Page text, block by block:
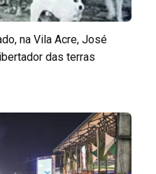
na Vila Acre, José
das terras